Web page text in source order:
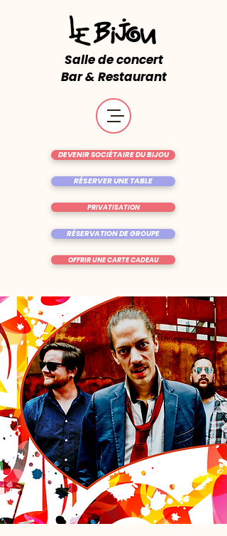
Salle de concert
Bar & Restaurant
RÉSERVER UNE TABLE
OFFRIR UNE CARTE CADEAU
DEVENIR SOCIÉTAIRE DU BIJOU
RÉSERVATION DE GROUPE
PRIVATISATION